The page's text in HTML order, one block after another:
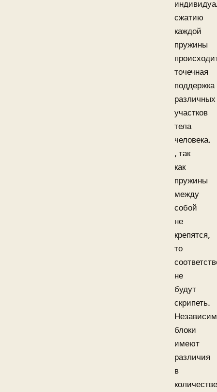
сжатию
каждой
пружины
точечная
поддержка
различных
участков
тела
человека.
, так
как
пружины
между
собой
не
крепятся,
то
не
будут
скрипеть.
блоки
имеют
различия
в
количестве